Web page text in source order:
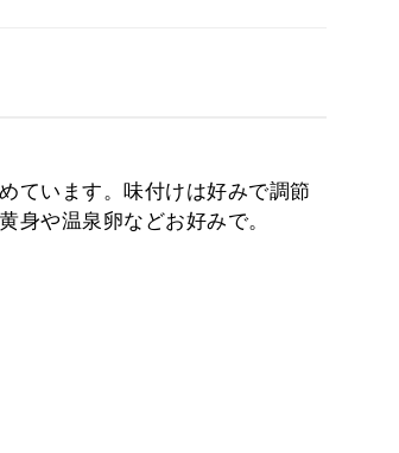
ています。味付けは好みで調節
身や温泉卵などお好みで。